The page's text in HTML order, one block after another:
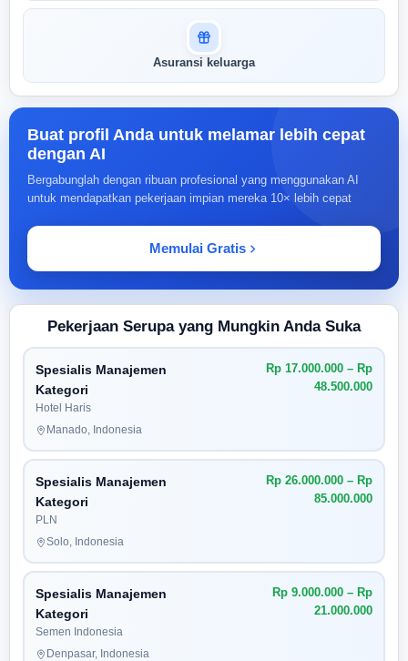
Asuransi keluarga
Buat profil Anda untuk melamar lebih cepat
dengan AI
Bergabunglah dengan ribuan profesional yang menggunakan AI
untuk mendapatkan pekerjaan impian mereka 10× lebih cepat
Memulai Gratis
Pekerjaan Serupa yang Mungkin Anda Suka
Spesialis Manajemen
Kategori
Hotel Haris
Rp 17.000.000 – Rp
48.500.000
Manado, Indonesia
Spesialis Manajemen
Kategori
PLN
Rp 26.000.000 – Rp
85.000.000
Solo, Indonesia
Spesialis Manajemen
Kategori
Semen Indonesia
Rp 9.000.000 – Rp
21.000.000
Denpasar, Indonesia